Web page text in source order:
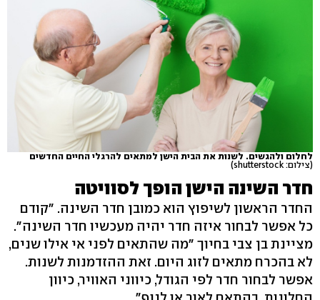
לחלום ולהגשים. לשנות את הבית הישן למתאים להרגלי החיים החדשים
(צילום: shutterstock)
חדר השינה הישן הופך לסוויטה
החדר הראשון לשיפוץ הוא כמובן חדר השינה. "קודם
כל אפשר לבחור איזה חדר יהיה מעכשיו חדר השינה".
מציינת בן צבי בחיוך "מה שהתאים לפני אי אילו שנים,
לא בהכרח מתאים לזוג היום. זאת ההזדמנות לשנות.
אפשר לבחור חדר לפי הגודל, כיווני האוויר, כיוון